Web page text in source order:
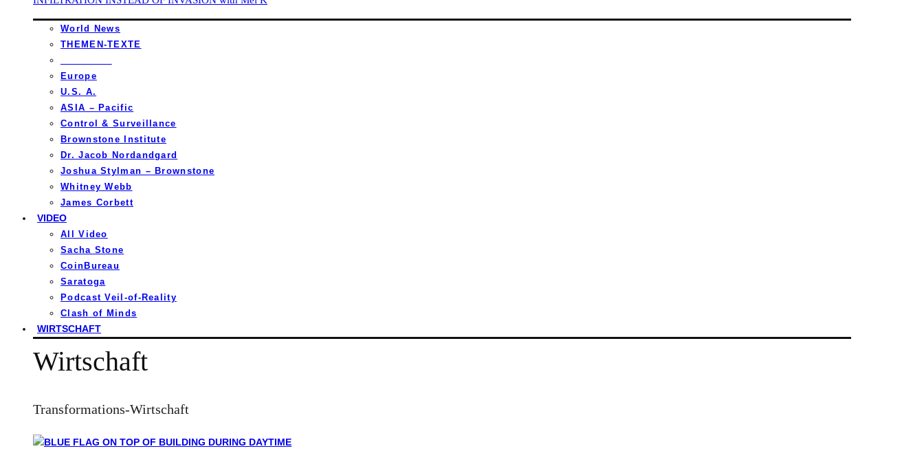
World News
THEMEN-TEXTE
Europe
U.S. A.
ASIA – Pacific
Control & Surveillance
Brownstone Institute
Dr. Jacob Nordandgard
Joshua Stylman – Brownstone
Whitney Webb
James Corbett
VIDEO
All Video
Sacha Stone
CoinBureau
Saratoga
Podcast Veil-of-Reality
Clash of Minds
WIRTSCHAFT
Wirtschaft
Transformations-Wirtschaft